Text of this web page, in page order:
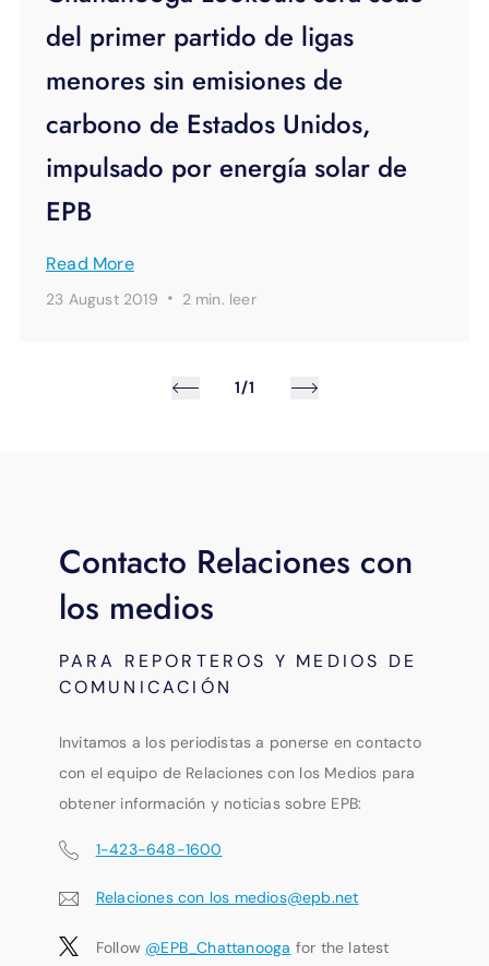
del primer partido de ligas
menores sin emisiones de
carbono de Estados Unidos,
impulsado por energía solar de
EPB
Read More
23 August 2019 · 2 min. leer
1/1
Contacto Relaciones con
los medios
PARA REPORTEROS Y MEDIOS DE
COMUNICACIÓN
Invitamos a los periodistas a ponerse en contacto
con el equipo de Relaciones con los Medios para
obtener información y noticias sobre EPB:
1-423-648-1600
Relaciones con los medios@epb.net
Follow @EPB_Chattanooga for the latest